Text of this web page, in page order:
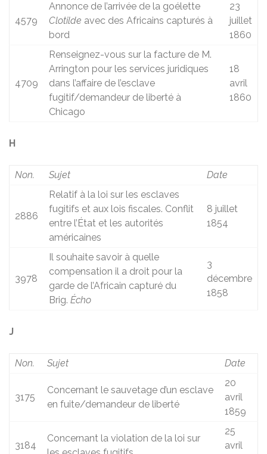
4579
Annonce de l’arrivée de la goélette
Clotilde avec des Africains capturés à
bord
23
juillet
1860
4709
Renseignez-vous sur la facture de M.
Arrington pour les services juridiques
dans l’affaire de l’esclave
fugitif/demandeur de liberté à
Chicago
18
avril
1860
H
Non. Sujet Date
2886
Relatif à la loi sur les esclaves
fugitifs et aux lois fiscales. Conflit
entre l’État et les autorités
américaines
8 juillet
1854
3978
Il souhaite savoir à quelle
compensation il a droit pour la
garde de l’Africain capturé du
Brig. Écho
3
décembre
1858
J
Non. Sujet Date
3175
Concernant le sauvetage d’un esclave
en fuite/demandeur de liberté
20
avril
1859
3184
Concernant la violation de la loi sur
25
avril